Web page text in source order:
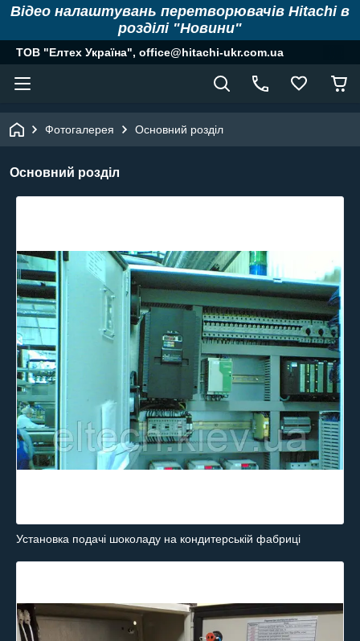
Відео налаштувань перетворювачів Hitachi в
розділі "Новини"
ТОВ "Елтех Україна", office@hitachi-ukr.com.ua
Фотогалерея Основний розділ
Основний розділ
Установка подачі шоколаду на кондитерській фабриці